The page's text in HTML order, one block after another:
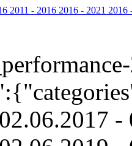
2011 - 2016 2016 - 2021 2016